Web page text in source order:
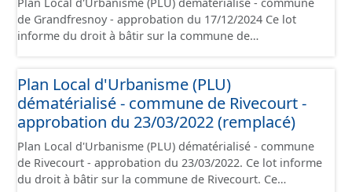
de Grandfresnoy - approbation du 17/12/2024 Ce lot
informe du droit à bâtir sur la commune de
contient les pièces administratives, le rapport de
présentation, le PADD, le règlement (à l'exception des
plans de zonages), les annexes, les orientations
d'aménagement et les données géographiques. Malgré
l'attention portée à la création de ces données, il est
rappelé que seuls les documents papier font foi et sont
opposables d'un point de vue juridique.
Plan Local d'Urbanisme (PLU)
dématérialisé - commune de Rivecourt -
approbation du 23/03/2022 (remplacé)
Plan Local d'Urbanisme (PLU) dématérialisé - commune
de Rivecourt - approbation du 23/03/2022. Ce lot informe
du droit à bâtir sur la commune de Rivecourt. Ce